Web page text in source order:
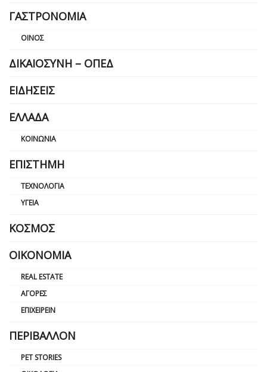
ΓΑΣΤΡΟΝΟΜΊΑ
ΟΊΝΟΣ
ΔΙΚΑΙΟΣΎΝΗ – ΟΠΕΔ
ΕΙΔΉΣΕΙΣ
ΕΛΛΆΔΑ
ΚΟΙΝΩΝΊΑ
ΕΠΙΣΤΉΜΗ
ΤΕΧΝΟΛΟΓΊΑ
ΥΓΕΊΑ
ΚΌΣΜΟΣ
ΟΙΚΟΝΟΜΊΑ
REAL ESTATE
ΑΓΟΡΈΣ
ΕΠΙΧΕΙΡΕΊΝ
ΠΕΡΙΒΆΛΛΟΝ
PET STORIES